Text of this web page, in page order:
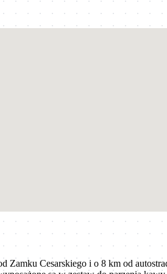
Cesarskiego i o 8 km od